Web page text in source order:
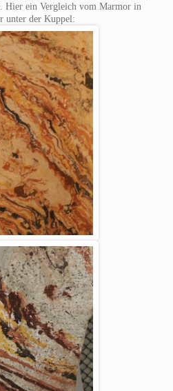
Hier ein Vergleich vom Marmor in
unter der Kuppel: